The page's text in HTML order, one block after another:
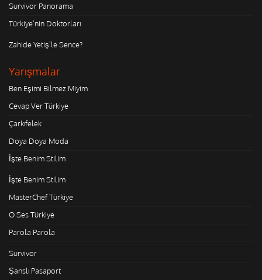
Survivor Panorama
Türkiye'nin Doktorları
Zahide Yetiş'le Sence?
Yarışmalar
Ben Eşimi Bilmez Miyim
Cevap Ver Türkiye
Çarkıfelek
Doya Doya Moda
İşte Benim Stilim
İşte Benim Stilim
MasterChef Türkiye
O Ses Türkiye
Parola Parola
Survivor
Şanslı Pasaport